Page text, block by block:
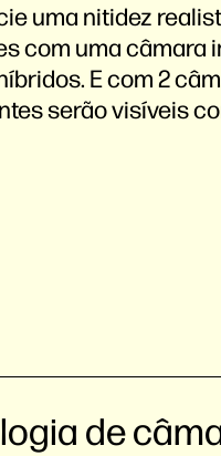
uma nitidez
com uma câmara
E com 2
serão visíveis
de